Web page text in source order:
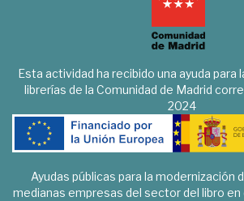
Esta actividad ha recibido una ayuda para
librerías de la Comunidad de Madrid
2024
Ayudas públicas para la modernización
medianas empresas del sector del libro en